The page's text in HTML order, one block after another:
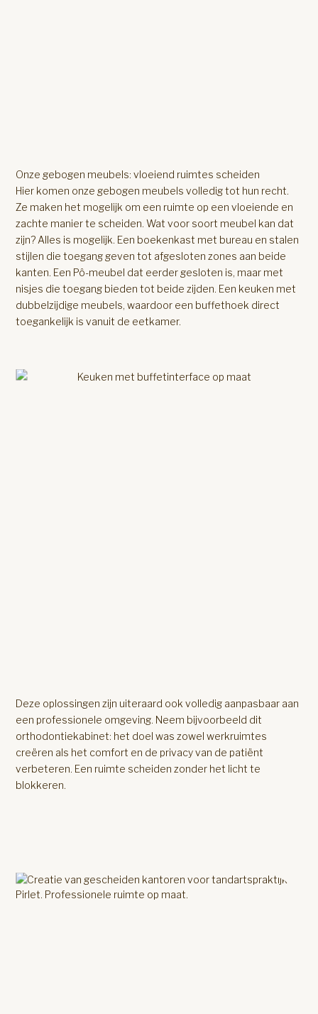
Onze gebogen meubels: vloeiend ruimtes scheiden
Hier komen onze gebogen meubels volledig tot hun recht.
Ze maken het mogelijk om een ruimte op een vloeiende en
zachte manier te scheiden. Wat voor soort meubel kan dat
zijn? Alles is mogelijk. Een boekenkast met bureau en stalen
stijlen die toegang geven tot afgesloten zones aan beide
kanten. Een Pô-meubel dat eerder gesloten is, maar met
nisjes die toegang bieden tot beide zijden. Een keuken met
dubbelzijdige meubels, waardoor een buffethoek direct
toegankelijk is vanuit de eetkamer.
Deze oplossingen zijn uiteraard ook volledig aanpasbaar aan
een professionele omgeving. Neem bijvoorbeeld dit
orthodontiekabinet: het doel was zowel werkruimtes
creëren als het comfort en de privacy van de patiënt
verbeteren. Een ruimte scheiden zonder het licht te
blokkeren.